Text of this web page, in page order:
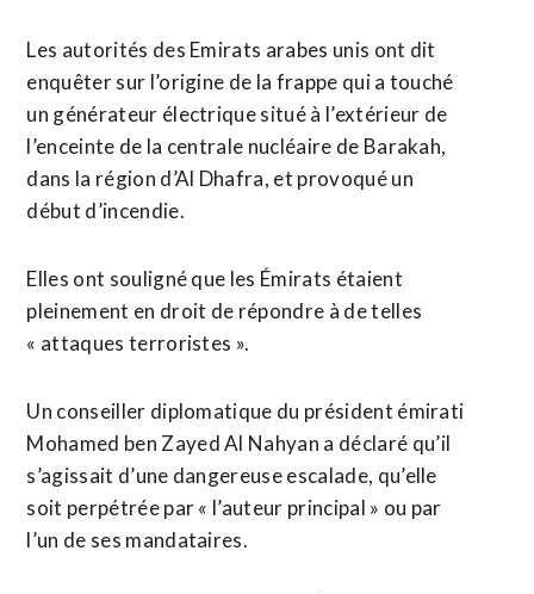
Les ‌autorités des Emirats arabes unis ont dit
enquêter sur l’origine de la frappe qui a touché
un générateur électrique situé à l’extérieur de
l’enceinte de la centrale nucléaire de Barakah,
dans la région d’Al Dhafra, et provoqué un
début d’incendie.
Elles ​ont souligné que les Émirats étaient
pleinement en droit de répondre à de telles
« attaques terroristes ».
Un conseiller diplomatique du président émirati
Mohamed ben Zayed Al Nahyan a déclaré qu’il
s’agissait d’une dangereuse escalade, qu’elle
soit perpétrée par « l’auteur principal » ou par
l’un de ses mandataires.